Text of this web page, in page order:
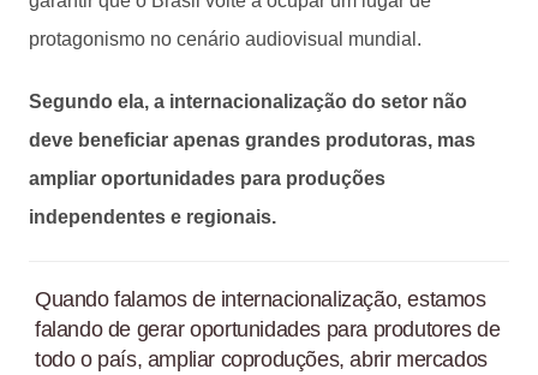
protagonismo no cenário audiovisual mundial.
Segundo ela, a internacionalização do setor não
deve beneficiar apenas grandes produtoras, mas
ampliar oportunidades para produções
independentes e regionais.
Quando falamos de internacionalização, estamos
falando de gerar oportunidades para produtores de
todo o país, ampliar coproduções, abrir mercados